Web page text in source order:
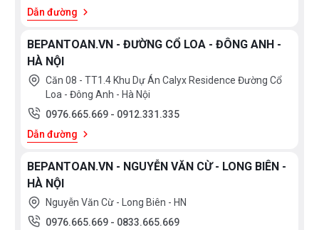
Dẫn đường
BEPANTOAN.VN - ĐƯỜNG CỔ LOA - ĐÔNG ANH -
HÀ NỘI
Căn 08 - TT1.4 Khu Dự Án Calyx Residence Đường Cổ
Loa - Đông Anh - Hà Nội
0976.665.669 - 0912.331.335
Dẫn đường
BEPANTOAN.VN - NGUYỄN VĂN CỪ - LONG BIÊN -
HÀ NỘI
Nguyễn Văn Cừ - Long Biên - HN
0976.665.669 - 0833.665.669